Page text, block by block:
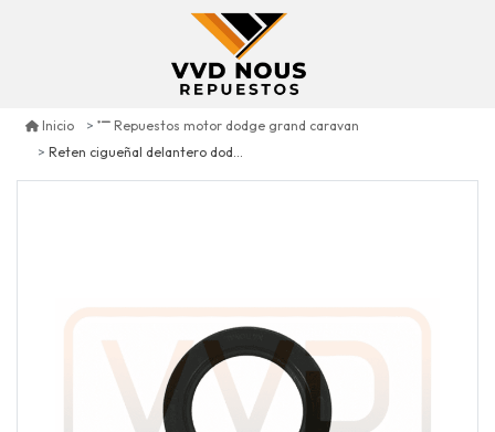
Inicio
Repuestos motor dodge grand caravan
Reten cigueñal delantero dodge grand caravan 3.3 2001/2008